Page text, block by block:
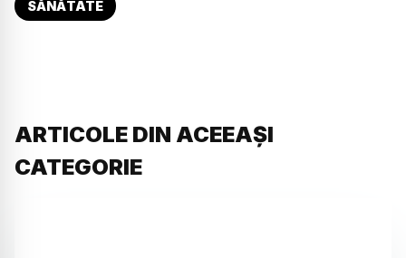
SĂNĂTATE
ARTICOLE DIN ACEEAȘI
CATEGORIE